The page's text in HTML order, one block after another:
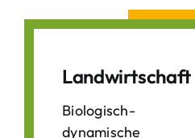
Landwirtschaft
Biologisch-
dynamische